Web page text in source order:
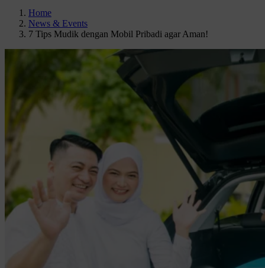
Home
News & Events
7 Tips Mudik dengan Mobil Pribadi agar Aman!